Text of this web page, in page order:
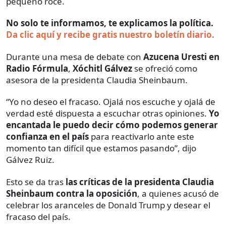
No solo te informamos, te explicamos la política.
Da clic aquí y recibe gratis nuestro boletín diario.
Durante una mesa de debate con Azucena Uresti en
Radio Fórmula, Xóchitl Gálvez se ofreció como
asesora de la presidenta Claudia Sheinbaum.
“Yo no deseo el fracaso. Ojalá nos escuche y ojalá de
verdad esté dispuesta a escuchar otras opiniones. Yo
encantada le puedo decir cómo podemos generar
confianza en el país para reactivarlo ante este
momento tan difícil que estamos pasando”, dijo
Gálvez Ruiz.
Esto se da tras las críticas de la presidenta Claudia
Sheinbaum contra la oposición, a quienes acusó de
celebrar los aranceles de Donald Trump y desear el
fracaso del país.